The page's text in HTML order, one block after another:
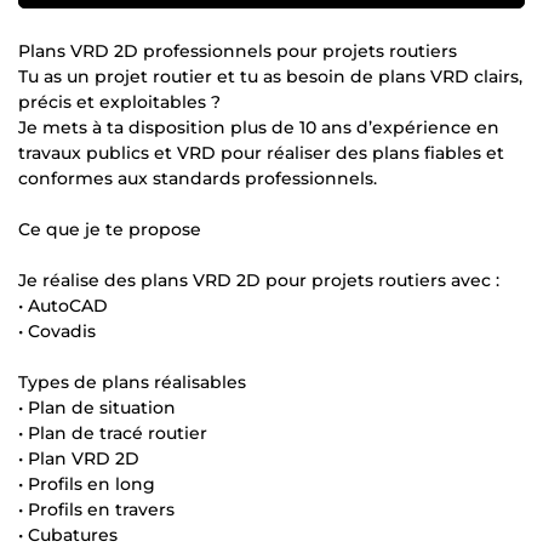
Plans VRD 2D professionnels pour projets routiers
Tu as un projet routier et tu as besoin de plans VRD clairs,
précis et exploitables ?
Je mets à ta disposition plus de 10 ans d’expérience en
travaux publics et VRD pour réaliser des plans fiables et
conformes aux standards professionnels.
Ce que je te propose
Je réalise des plans VRD 2D pour projets routiers avec :
• AutoCAD
• Covadis
Types de plans réalisables
• Plan de situation
• Plan de tracé routier
• Plan VRD 2D
• Profils en long
• Profils en travers
• Cubatures